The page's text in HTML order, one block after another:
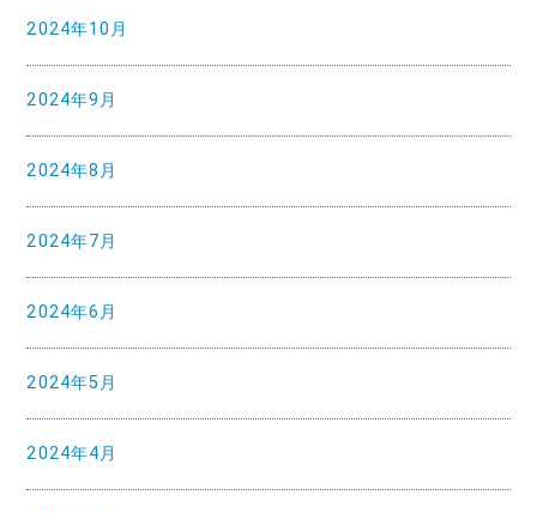
2024年10月
2024年9月
2024年8月
2024年7月
2024年6月
2024年5月
2024年4月